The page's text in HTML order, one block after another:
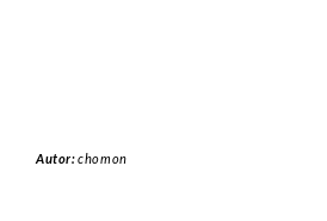
Autor:chomon